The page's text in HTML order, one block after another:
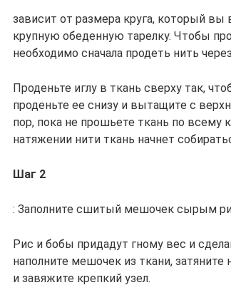
зависит от размера круга, который
крупную обеденную тарелку. Чтобы
необходимо сначала продеть нить
Проденьте иглу в ткань сверху так,
проденьте ее снизу и вытащите с
пор, пока не прошьете ткань по всему
натяжении нити ткань начнет
Шаг 2
: Заполните сшитый мешочек сырым
Рис и бобы придадут гному вес и
наполните мешочек из ткани,
и завяжите крепкий узел.